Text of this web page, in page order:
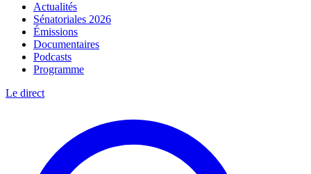
Actualités
Sénatoriales 2026
Émissions
Documentaires
Podcasts
Programme
Le direct